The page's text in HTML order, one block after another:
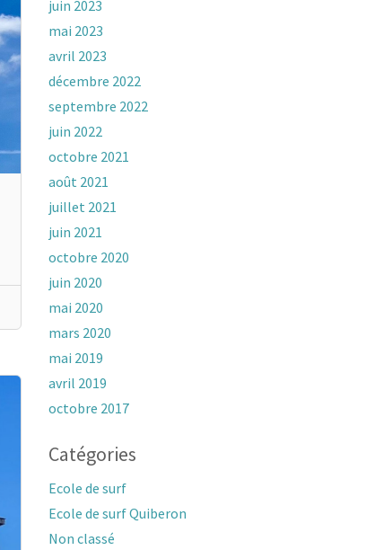
juin 2023
mai 2023
avril 2023
décembre 2022
septembre 2022
juin 2022
octobre 2021
août 2021
juillet 2021
juin 2021
octobre 2020
juin 2020
mai 2020
mars 2020
mai 2019
avril 2019
octobre 2017
Catégories
Ecole de surf
Ecole de surf Quiberon
Non classé